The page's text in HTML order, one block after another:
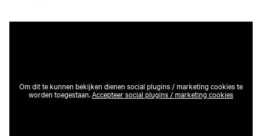
Om dit te kunnen bekijken dienen social plugins / marketing cookies te
worden toegestaan.Accepteer social plugins / marketing cookies